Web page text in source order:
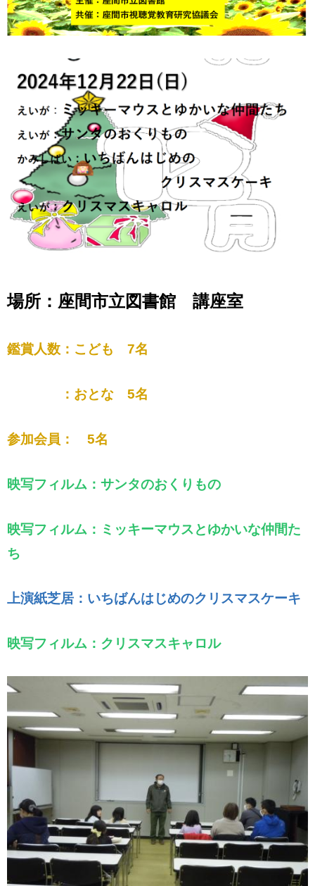
場所：座間市立図書館 講座室
鑑賞人数：こども 7名
：おとな 5名
参加会員： 5名
映写フィルム：サンタのおくりもの
映写フィルム：ミッキーマウスとゆかいな仲間た
ち
上演紙芝居：いちばんはじめのクリスマスケーキ
映写フィルム：クリスマスキャロル